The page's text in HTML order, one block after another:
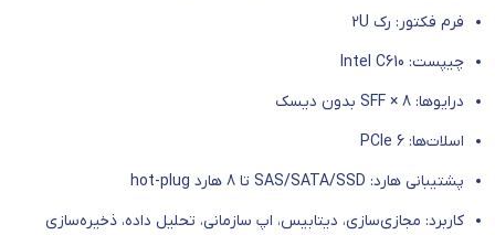
فرم فکتور: رک 2U
چیپست: Intel C610
درایوها: 8 × SFF بدون دیسک
اسلات‌ها: 6 PCIe
پشتیبانی هارد: SAS/SATA/SSD تا 8 هارد hot-plug
کاربرد: مجازی‌سازی، دیتابیس، اپ سازمانی، تحلیل داده، ذخیره‌سازی